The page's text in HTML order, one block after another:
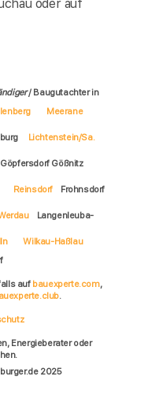
oder auf
/ Baugutachter in
Meerane
Lichtenstein/Sa.
Göpfersdorf Gößnitz
Reinsdorf Frohnsdorf
Langenleuba-
Wilkau-Haßlau
auf bauexperte.com,
.
Energieberater oder
2025